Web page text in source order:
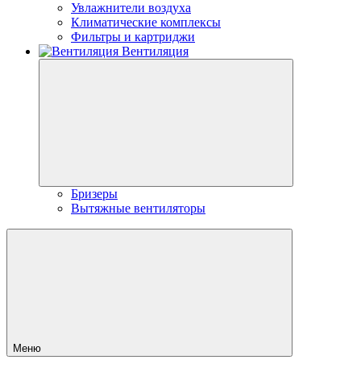
Увлажнители воздуха
Климатические комплексы
Фильтры и картриджи
Вентиляция
Бризеры
Вытяжные вентиляторы
Меню